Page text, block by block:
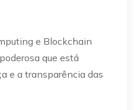
e Blockchain
que está
e a transparência das